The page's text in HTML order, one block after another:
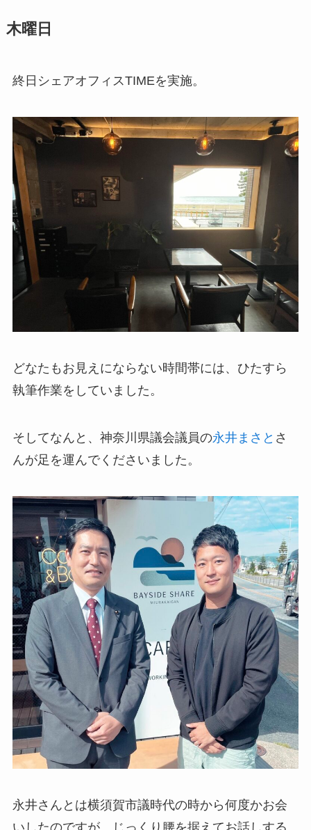
木曜日
終日シェアオフィスTIMEを実施。
どなたもお見えにならない時間帯には、ひたすら
執筆作業をしていました。
そしてなんと、神奈川県議会議員の永井まさと さ
んが足を運んでくださいました。
永井さんとは横須賀市議時代の時から何度かお会
いしたのですが、じっくり腰を据えてお話しする